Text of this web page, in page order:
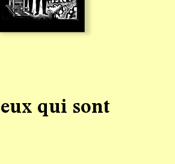
à paraître
éditions de tête
delà du livre ↓
qui sont